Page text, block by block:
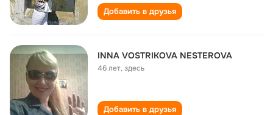
Добавить в друзья
INNA VOSTRIKOVA NESTEROVA
46 лет,здесь
Добавить в друзья